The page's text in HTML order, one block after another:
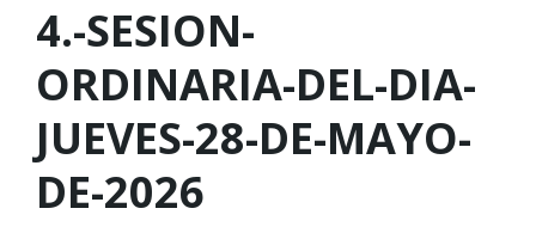
4.-SESION-
ORDINARIA-DEL-DIA-
JUEVES-28-DE-MAYO-
DE-2026